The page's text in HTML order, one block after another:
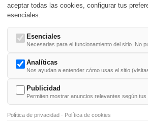
Nacimientos y estrenos en la fecha
DD/MM /
-U- V- W- X - -
aceptar todas las cookies, configurar tus
esenciales.
Esenciales
Necesarias para el funcionamiento del sitio. No
Analíticas
Nos ayudan a entender cómo usas el sitio
Publicidad
Permiten mostrar anuncios relevantes según tus
Política de privacidad · Política de cookies